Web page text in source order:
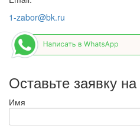
1-zabor@bk.ru
Оставьте заявку
Имя